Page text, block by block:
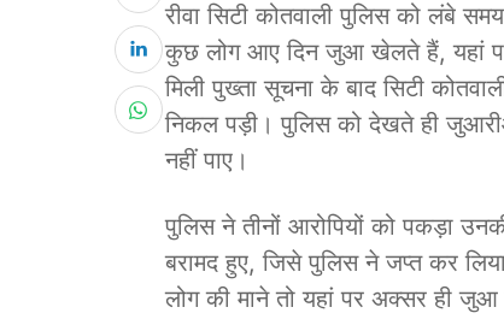
रीवा सिटी कोतवाली पुलिस को लंबे
कुछ लोग आए दिन जुआ खेलते हैं, यहां
मिली पुख्ता सूचना के बाद सिटी
निकल पड़ी। पुलिस को देखते ही
नहीं पाए।
पुलिस ने तीनों आरोपियों को पकड़ा
बरामद हुए, जिसे पुलिस ने जप्त कर
लोग की माने तो यहां पर अक्सर ही